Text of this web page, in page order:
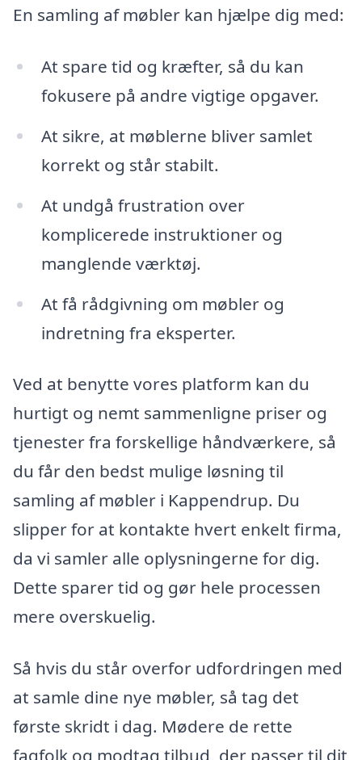
En samling af møbler kan hjælpe dig med:
At spare tid og kræfter, så du kan
fokusere på andre vigtige opgaver.
At sikre, at møblerne bliver samlet
korrekt og står stabilt.
At undgå frustration over
komplicerede instruktioner og
manglende værktøj.
At få rådgivning om møbler og
indretning fra eksperter.
Ved at benytte vores platform kan du
hurtigt og nemt sammenligne priser og
tjenester fra forskellige håndværkere, så
du får den bedst mulige løsning til
samling af møbler i Kappendrup. Du
slipper for at kontakte hvert enkelt firma,
da vi samler alle oplysningerne for dig.
Dette sparer tid og gør hele processen
mere overskuelig.
Så hvis du står overfor udfordringen med
at samle dine nye møbler, så tag det
første skridt i dag. Mødere de rette
fagfolk og modtag tilbud, der passer til dit